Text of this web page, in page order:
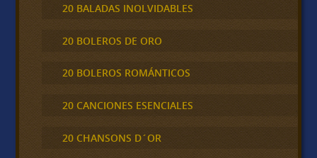
20 BALADAS INOLVIDABLES
20 BOLEROS DE ORO
20 BOLEROS ROMÁNTICOS
20 CANCIONES ESENCIALES
20 CHANSONS D´OR